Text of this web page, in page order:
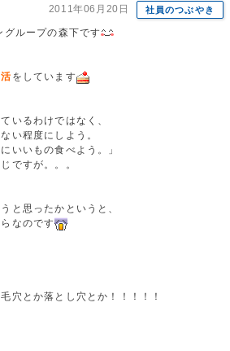
2011年06月20日 社員のつぶやき
グループの森下です
をしています
いるわけではなく、
い程度にしよう。
いいもの食べよう。」
ですが。。。
と思ったかというと、
なのです
穴とか落とし穴とか！！！！！